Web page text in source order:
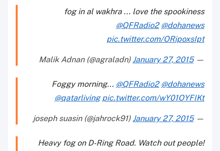
fog in al wakhra ... love the spookiness
@QFRadio2 @dohanews
pic.twitter.com/ORipoxsIpt
— Malik Adnan (@agraladn)
January 27, 2015
Foggy morning... @QFRadio2 @dohanews
@qatarliving pic.twitter.com/wY01OYFIKt
— joseph suasin (@jahrock91)
January 27, 2015
Heavy fog on D-Ring Road. Watch out people!